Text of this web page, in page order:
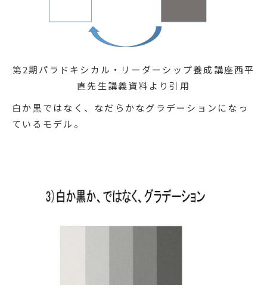
第2期パラドキシカル・リーダーシップ養成講座西平
直先生講義資料より引用
白か黒ではなく、なだらかなグラデーションになっ
ているモデル。